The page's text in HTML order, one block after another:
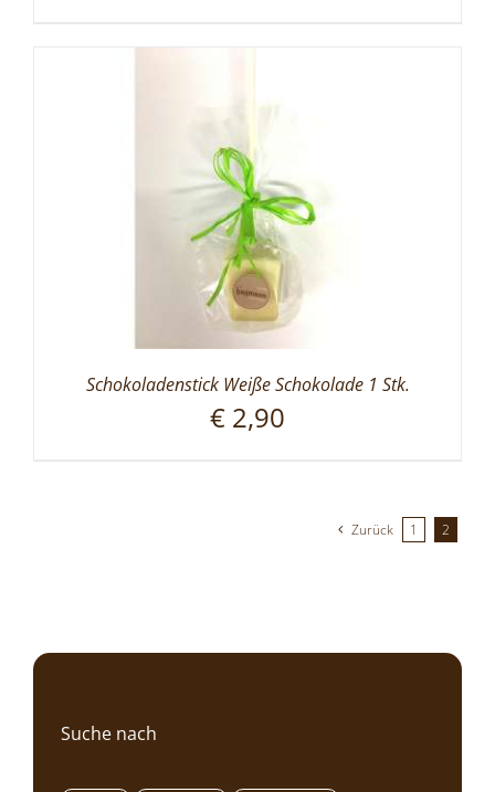
Schokoladenstick Weiße Schokolade 1 Stk.
€ 2,90
Zurück 1 2
Suche nach